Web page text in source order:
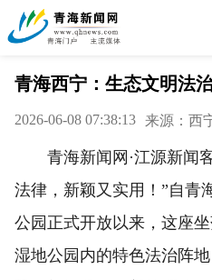
青海西宁：生态文明法
2026-06-08 07:38:13 来源：西
青海新闻网·江源新闻客
法律，新颖又实用！”自青
公园正式开放以来，这座
湿地公园内的特色法治阵